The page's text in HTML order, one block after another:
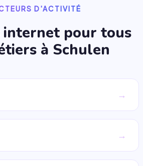
D'ACTIVITÉ
internet pour tous
à Schulen
→
→